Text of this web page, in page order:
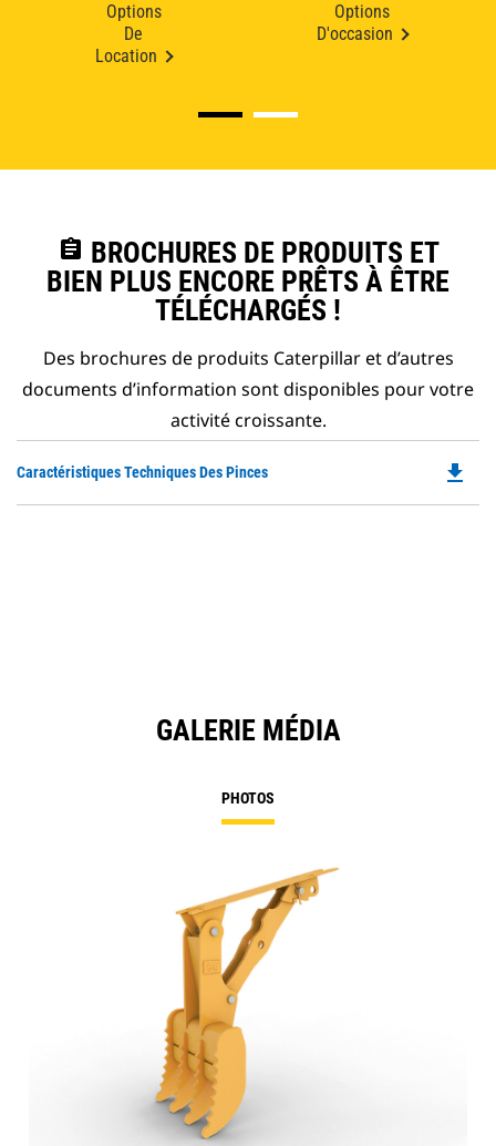
Options
De
Location
Options
D'occasion
assignment BROCHURES DE PRODUITS ET
BIEN PLUS ENCORE PRÊTS À ÊTRE
TÉLÉCHARGÉS !
Des brochures de produits Caterpillar et d’autres
documents d’information sont disponibles pour votre
activité croissante.
Caractéristiques Techniques Des Pinces file_download
GALERIE MÉDIA
PHOTOS